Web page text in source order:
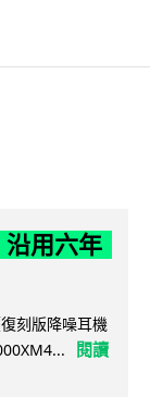
用六年
刻版降噪耳機
閱讀